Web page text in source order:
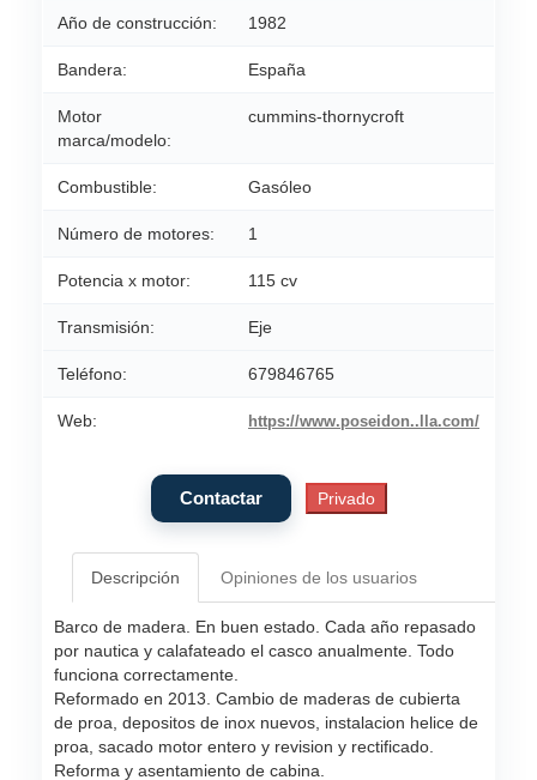
Año de construcción: 1982
Bandera: España
Motor
marca/modelo:
cummins-thornycroft
Combustible: Gasóleo
Número de motores: 1
Potencia x motor: 115 cv
Transmisión: Eje
Teléfono: 679846765
Web: https://www.poseidon..lla.com/
Descripción Opiniones de los usuarios
Barco de madera. En buen estado. Cada año repasado
por nautica y calafateado el casco anualmente. Todo
funciona correctamente.
Reformado en 2013. Cambio de maderas de cubierta
de proa, depositos de inox nuevos, instalacion helice de
proa, sacado motor entero y revision y rectificado.
Reforma y asentamiento de cabina.